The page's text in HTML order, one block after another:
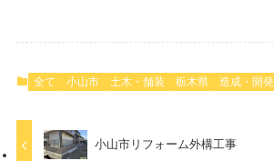
全て 小山市 土木・舗装 栃木県 造成・開発
小山市リフォーム外構工事